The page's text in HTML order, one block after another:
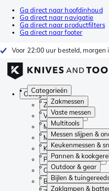
Ga direct naar hoofdinhoud
Ga direct naar navigatie
Ga direct naar productfilters
Ga direct naar footer
Voor 22:00 uur besteld, morgen
Categorieën
Zakmessen
Vaste messen
Multitools
Messen slijpen &
Keukenmessen &
Pannen &
Outdoor & gear
Bijlen &
Zaklampen &
Categorieën
Zakmessen
Vaste messen
Multitools
Messen slijpen &
Keukenmessen &
Pannen & kookgerei
Outdoor & gear
Bijlen &